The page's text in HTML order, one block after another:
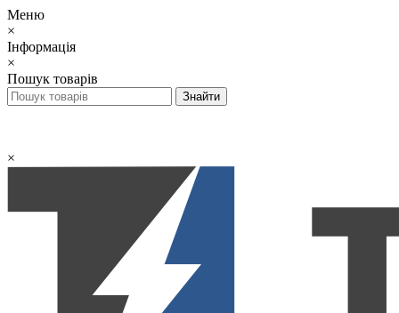
Меню
×
Інформація
×
Пошук товарів
×